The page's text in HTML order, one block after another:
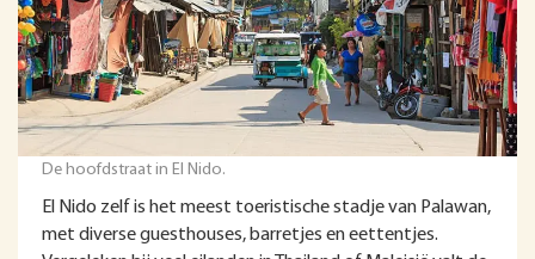
De hoofdstraat in El Nido.
El Nido zelf is het meest toeristische stadje van Palawan,
met diverse guesthouses, barretjes en eettentjes.